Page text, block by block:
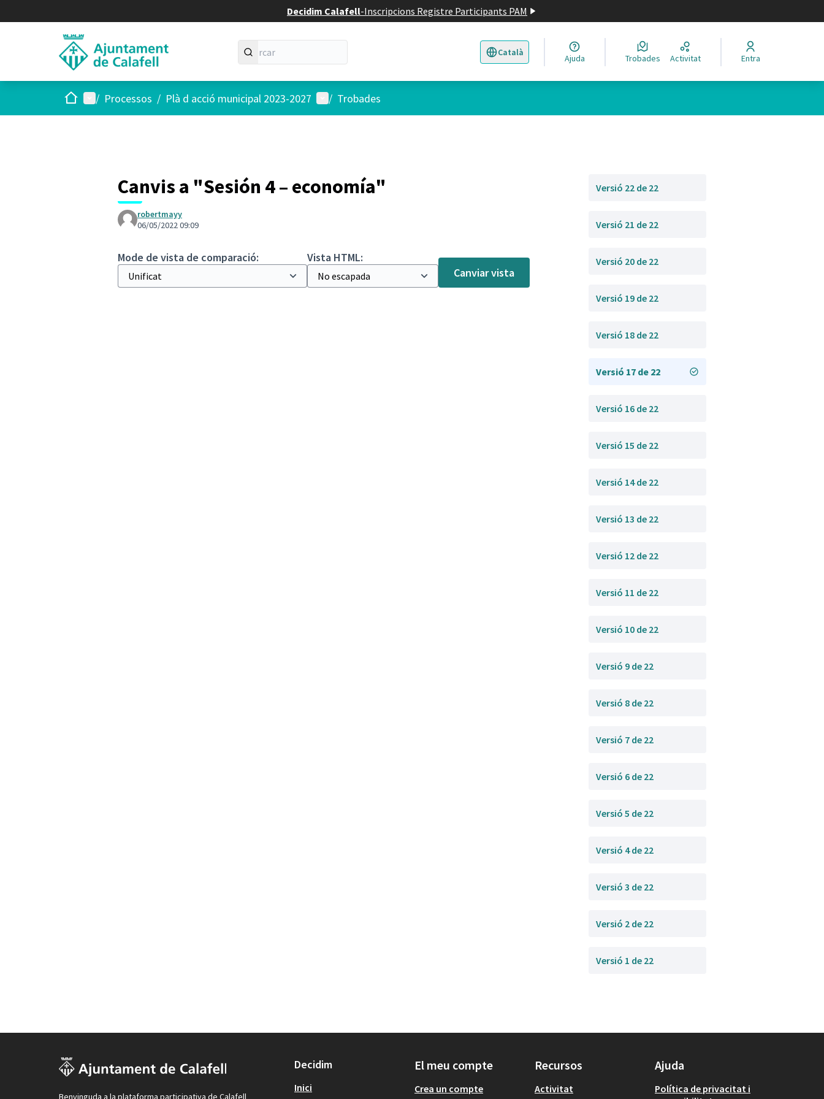
Decidim Calafell-Inscripcions Registre Participants PAM
Català
Triar la llengua Elegir el idioma
Ajuda Trobades Activitat Entra
Inici Menú principal
/ Processos / Plà d acció municipal 2023-2027 Menú d'usuari
/ Trobades
Canvis a "Sesión 4 – economía"
robertmayy
06/05/2022 09:09
Mode de vista de comparació:
Vista HTML:
Canviar vista
Versió 22 de 22
Versió 21 de 22
Versió 20 de 22
Versió 19 de 22
Versió 18 de 22
Versió 17 de 22
Versió 16 de 22
Versió 15 de 22
Versió 14 de 22
Versió 13 de 22
Versió 12 de 22
Versió 11 de 22
Versió 10 de 22
Versió 9 de 22
Versió 8 de 22
Versió 7 de 22
Versió 6 de 22
Versió 5 de 22
Versió 4 de 22
Versió 3 de 22
Versió 2 de 22
Versió 1 de 22
Benvinguda a la plataforma participativa de Calafell
Decidim
Inici
El meu compte
Crea un compte
Recursos
Activitat
Ajuda
Política de privacitat i